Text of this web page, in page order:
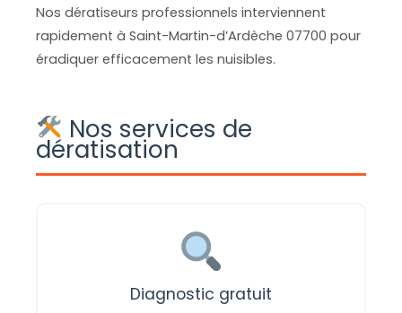
Nos dératiseurs professionnels interviennent
rapidement à Saint-Martin-d’Ardèche 07700 pour
éradiquer efficacement les nuisibles.
Nos services de
dératisation
Diagnostic gratuit